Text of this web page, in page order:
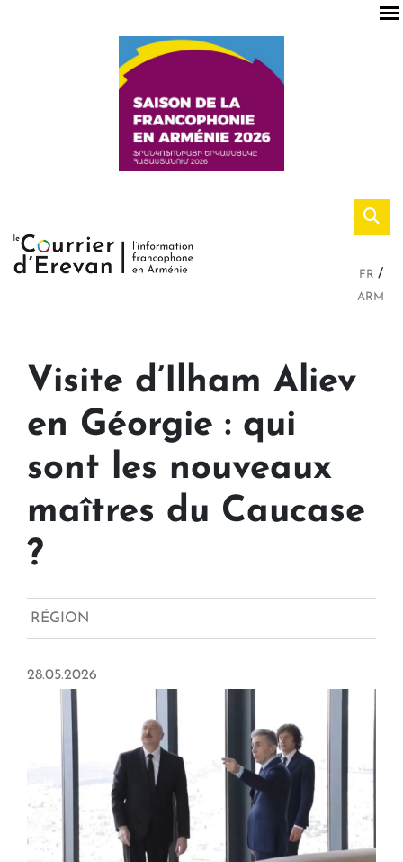
FR
ARM
Visite d’Ilham Aliev
en Géorgie : qui
sont les nouveaux
maîtres du Caucase
?
RÉGION
28.05.2026